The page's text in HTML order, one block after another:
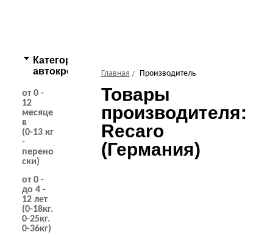
Категории
автокресел
от 0 -
12
месяце
в
(0-13 кг
-
перено
ски)
от 0 -
до 4 -
12 лет
(0-18кг.
0-25кг.
0-36кг)
Главная Производитель
Товары
производителя:
Recaro
(Германия)